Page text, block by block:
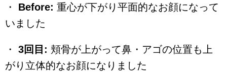
・ Before: 重心が下がり平面的なお顔になって
いました
・ 3回目: 頬骨が上がって鼻・アゴの位置も上
がり立体的なお顔になりました